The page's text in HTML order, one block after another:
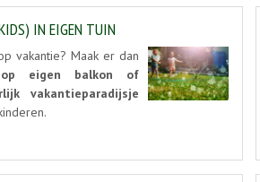
IN EIGEN TUIN
vakantie? Maak er dan
eigen balkon of
vakantieparadijsje